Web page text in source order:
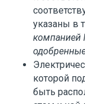
указаны в
компанией
которой
быть